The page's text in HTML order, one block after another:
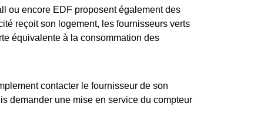
ou encore EDF proposent également des
reçoit son logement, les fournisseurs verts
équivalente à la consommation des
contacter le fournisseur de son
demander une mise en service du compteur